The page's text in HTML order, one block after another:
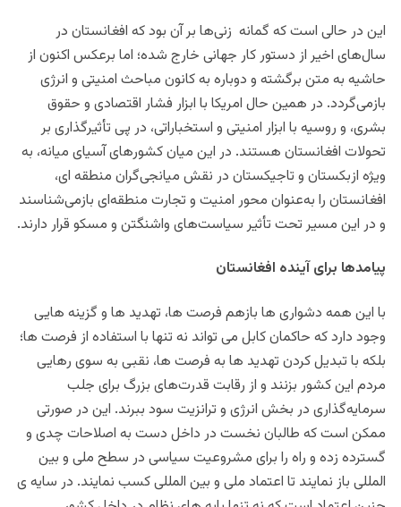
این در حالی است که گمانه زنی‌ها بر آن بود که افغانستان در
سال‌های اخیر از دستور کار جهانی خارج شده؛ اما برعکس اکنون از
حاشیه به متن برگشته و دوباره به کانون مباحث امنیتی و انرژی
بازمی‌گردد. در همین حال امریکا با ابزار فشار اقتصادی و حقوق
بشری، و روسیه با ابزار امنیتی و استخباراتی، در پی تأثیرگذاری بر
تحولات افغانستان هستند. در این میان کشورهای آسیای میانه، به‌
ویژه ازبکستان و تاجیکستان در نقش میانجی‌گران منطقه ای،
افغانستان را به‌عنوان محور امنیت و تجارت منطقه‌ای بازمی‌شناسند
و در این مسیر تحت تأثیر سیاست‌های واشنگتن و مسکو قرار دارند.
پیامدها برای آینده افغانستان
با این همه دشواری ها بازهم فرصت ها، تهدید ها و گزینه هایی
وجود دارد که حاکمان کابل می تواند نه تنها با استفاده از فرصت ها؛
بلکه با تبدیل کردن تهدید ها به فرصت ها، نقبی به سوی رهایی
مردم این کشور بزنند و از رقابت قدرت‌های بزرگ برای جلب
سرمایه‌گذاری در بخش انرژی و ترانزیت سود ببرند. این در صورتی
ممکن است که طالبان نخست در داخل دست به اصلاحات چدی و
گسترده زده و راه را برای مشروعیت سیاسی در سطح ملی و بین
المللی باز نمایند تا اعتماد ملی و بین المللی کسب نمایند. در سایه ی